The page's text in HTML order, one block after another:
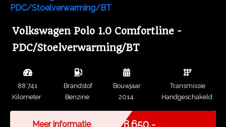
Volkswagen Polo 1.0 Comfortline -
PDC/Stoelverwarming/BT
88.741
Kilometer
Brandstof
Benzine
Bouwjaar
2014
Transmissie
Handgeschakeld
Meer informatie € 8.650,-